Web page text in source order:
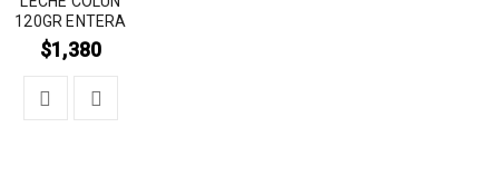
120GR ENTERA
$1,380